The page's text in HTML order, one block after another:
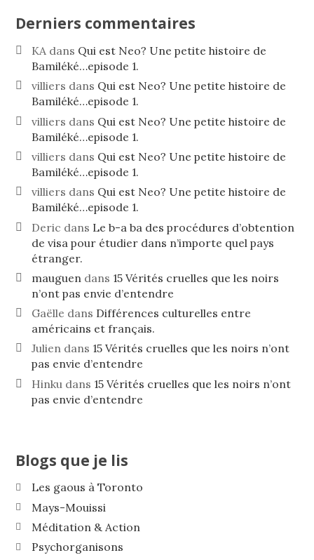
Derniers commentaires
KA dans Qui est Neo? Une petite histoire de
Bamiléké…episode 1.
villiers dans Qui est Neo? Une petite histoire de
Bamiléké…episode 1.
villiers dans Qui est Neo? Une petite histoire de
Bamiléké…episode 1.
villiers dans Qui est Neo? Une petite histoire de
Bamiléké…episode 1.
villiers dans Qui est Neo? Une petite histoire de
Bamiléké…episode 1.
Deric dans Le b-a ba des procédures d’obtention
de visa pour étudier dans n’importe quel pays
étranger.
mauguen dans 15 Vérités cruelles que les noirs
n’ont pas envie d’entendre
Gaëlle dans Différences culturelles entre
américains et français.
Juliendans 15 Vérités cruelles que les noirs n’ont
pas envie d’entendre
Hinku dans 15 Vérités cruelles que les noirs n’ont
pas envie d’entendre
Blogs que je lis
Les gaous à Toronto
Mays-Mouissi
Méditation & Action
Psychorganisons